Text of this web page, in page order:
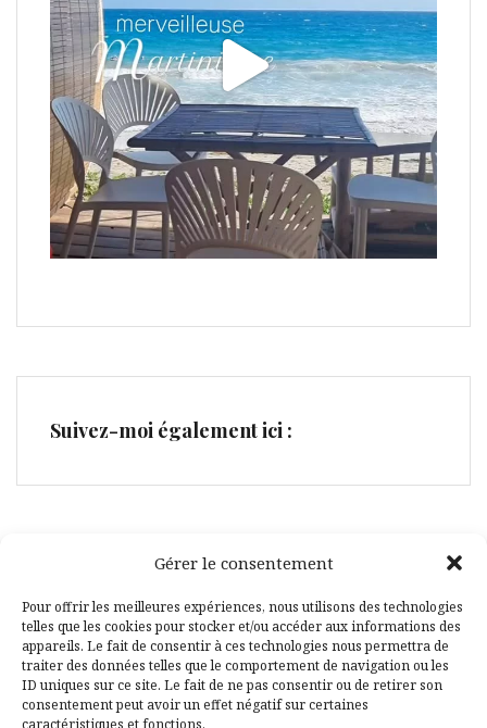
Gérer le consentement
Pour offrir les meilleures expériences, nous utilisons des technologies
telles que les cookies pour stocker et/ou accéder aux informations des
appareils. Le fait de consentir à ces technologies nous permettra de
traiter des données telles que le comportement de navigation ou les
ID uniques sur ce site. Le fait de ne pas consentir ou de retirer son
consentement peut avoir un effet négatif sur certaines
caractéristiques et fonctions.
Suivez-moi également ici :
Facebook
Pinterest